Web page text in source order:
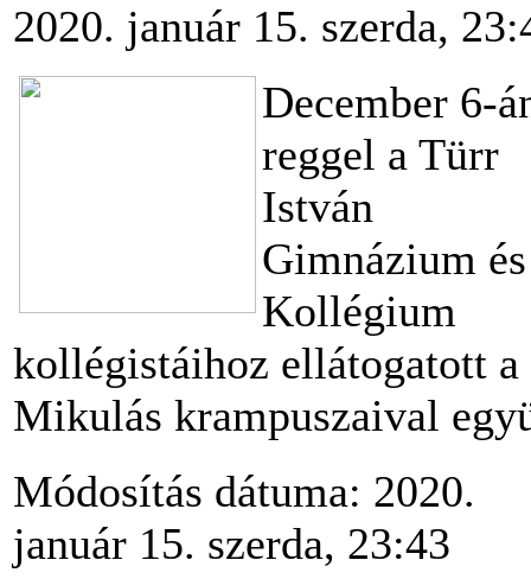
2020. január 15. szerda,
December 6-
reggel a Türr
István
Gimnázium és
Kollégium
kollégistáihoz ellátogatott a
Mikulás krampuszaival
Módosítás dátuma: 2020.
január 15. szerda, 23:43